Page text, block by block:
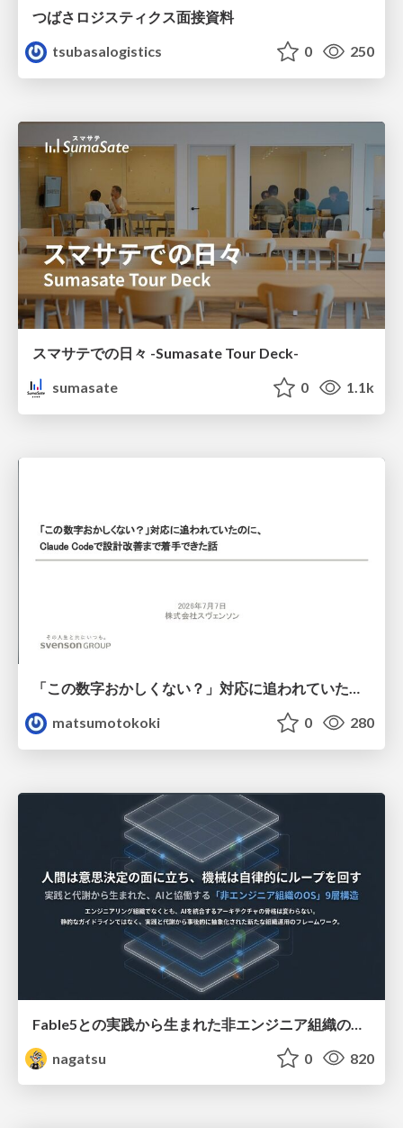
つばさロジスティクス面接資料
tsubasalogistics
0 250
スマサテでの日々 -Sumasate Tour Deck-
sumasate
0 1.1k
「この数字おかしくない？」対応に追われていたのに、 Claude Codeで設計改善まで着手できた話
matsumotokoki
0 280
nagatsu
0 820